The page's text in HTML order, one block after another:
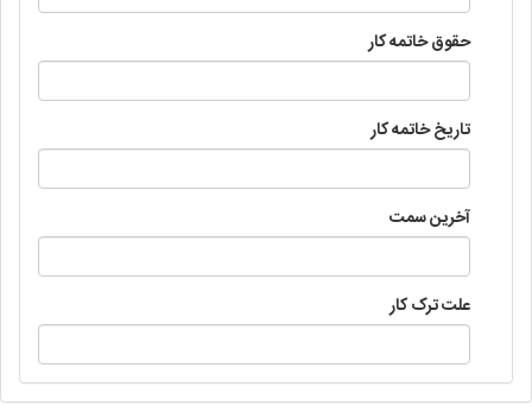
حقوق خاتمه کار
تاریخ خاتمه کار
آخرین سمت
علت ترک کار